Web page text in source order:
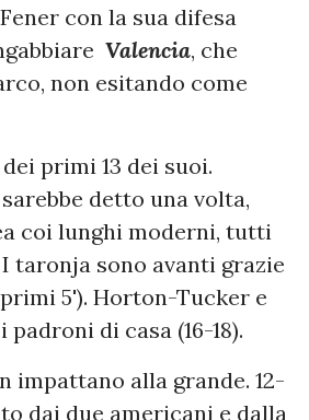
con la sua difesa
Valencia, che
non esitando come
primi 13 dei suoi.
detto una volta,
coi lunghi moderni, tutti
taronja sono avanti grazie
5'). Horton-Tucker e
di casa (16-18).
impattano alla grande. 12-
dai due americani e dalla